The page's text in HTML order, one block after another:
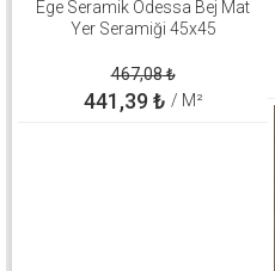
Ege Seramik Odessa Bej Mat
Yer Seramiği 45x45
467,08₺
441,39₺ / M²